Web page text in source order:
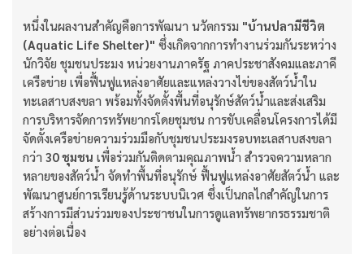
หนึ่งในผลงานสำคัญคือการพัฒนา นวัตกรรม "บ้านปลามีชีวิต
(Aquatic Life Shelter)" ซึ่งเกิดจากการทำงานร่วมกันระหว่าง
นักวิจัย ชุมชนประมง หน่วยงานภาครัฐ ภาคประชาสังคมและภาคี
เครือข่าย เพื่อฟื้นฟูแหล่งอาศัยและแหล่งวางไข่ของสัตว์น้ำใน
ทะเลสาบสงขลา พร้อมทั้งจัดตั้งพื้นที่อนุรักษ์สัตว์น้ำและส่งเสริม
การบริหารจัดการทรัพยากรโดยชุมชน การขับเคลื่อนโครงการได้มี
จัดตั้งเครือข่ายความร่วมมือกับชุมชนประมงรอบทะเลสาบสงขลา
กว่า 30 ชุมชน เพื่อร่วมกันติดตามคุณภาพน้ำ สำรวจความหลาก
หลายของสัตว์น้ำ จัดทำพื้นที่อนุรักษ์ ฟื้นฟูแหล่งอาศัยสัตว์น้ำ และ
พัฒนาศูนย์การเรียนรู้ด้านระบบนิเวศ ซึ่งเป็นกลไกสำคัญในการ
สร้างการมีส่วนร่วมของประชาชนในการดูแลทรัพยากรธรรมชาติ
อย่างต่อเนื่อง